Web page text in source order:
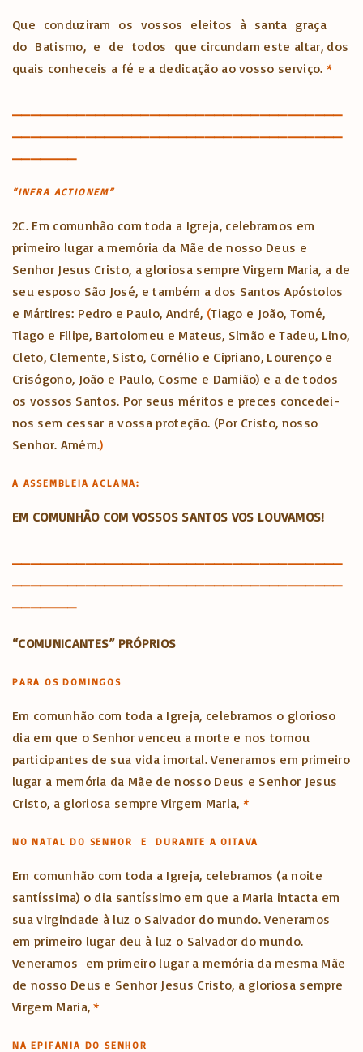
Que conduziram os vossos eleitos à santa graça
do Batismo, e de todos que circundam este altar, dos
quais conheceis a fé e a dedicação ao vosso serviço. *
“INFRA ACTIONEM”
2C. Em comunhão com toda a Igreja, celebramos em
primeiro lugar a memória da Mãe de nosso Deus e
Senhor Jesus Cristo, a gloriosa sempre Virgem Maria, a de
seu esposo São José, e também a dos Santos Apóstolos
e Mártires: Pedro e Paulo, André, (Tiago e João, Tomé,
Tiago e Filipe, Bartolomeu e Mateus, Simão e Tadeu, Lino,
Cleto, Clemente, Sisto, Cornélio e Cipriano, Lourenço e
Crisógono, João e Paulo, Cosme e Damião) e a de todos
os vossos Santos. Por seus méritos e preces concedei-
nos sem cessar a vossa proteção. (Por Cristo, nosso
Senhor. Amém.)
A ASSEMBLEIA ACLAMA:
EM COMUNHÃO COM VOSSOS SANTOS VOS LOUVAMOS!
“COMUNICANTES” PRÓPRIOS
PARA OS DOMINGOS
Em comunhão com toda a Igreja, celebramos o glorioso
dia em que o Senhor venceu a morte e nos tornou
participantes de sua vida imortal. Veneramos em primeiro
lugar a memória da Mãe de nosso Deus e Senhor Jesus
Cristo, a gloriosa sempre Virgem Maria, *
NO NATAL DO SENHOR E DURANTE A OITAVA
Em comunhão com toda a Igreja, celebramos (a noite
santíssima) o dia santíssimo em que a Maria intacta em
sua virgindade à luz o Salvador do mundo. Veneramos
em primeiro lugar deu à luz o Salvador do mundo.
Veneramos em primeiro lugar a memória da mesma Mãe
de nosso Deus e Senhor Jesus Cristo, a gloriosa sempre
Virgem Maria,*
NA EPIFANIA DO SENHOR